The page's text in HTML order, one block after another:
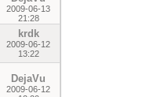
2009-06-13
21:28
krdk
2009-06-12
13:22
DejaVu
2009-06-12